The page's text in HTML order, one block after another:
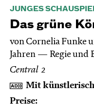
JUNGES
Das grüne
von Cornelia Funke
Jahren
Regie und
Central 2
Mit
Preise: